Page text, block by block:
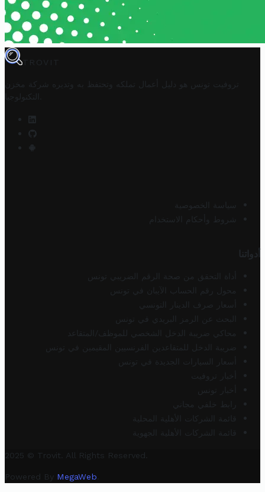
TROVIT
تروفيت تونس هو دليل أعمال تملكه وتحتفظ به وتديره
شركة مخزن
التكنولوجيا
سياسة الخصوصية
شروط وأحكام الاستخدام
أدواتنا
أداة التحقق من صحة الرقم الضريبي تونس
محول رقم الحساب الآيبان في تونس
أسعار صرف الدينار التونسي
البحث عن الرمز البريدي في تونس
محاكي ضريبة الدخل الشخصي للموظف/المتقاعد
ضريبة الدخل للمتقاعدين الفرنسيين المقيمين في تونس
أسعار السيارات الجديدة في تونس
أخبار تروفيت
أخبار تونس
رابط خلفي مجاني
قائمة الشركات الأهلية المحلية
قائمة الشركات الأهلية الجهوية
2025 © Trovit. All Rights Reserved.
Powered By MegaWeb